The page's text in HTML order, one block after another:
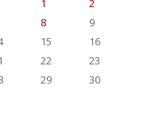
1
2
8
9
15
16
22
23
29
30